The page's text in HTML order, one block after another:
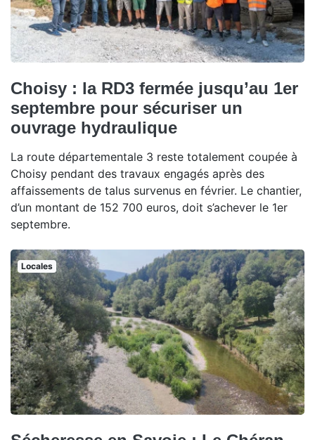
Choisy : la RD3 fermée jusqu’au 1er
septembre pour sécuriser un
ouvrage hydraulique
La route départementale 3 reste totalement coupée à
Choisy pendant des travaux engagés après des
affaissements de talus survenus en février. Le chantier,
d’un montant de 152 700 euros, doit s’achever le 1er
septembre.
Locales